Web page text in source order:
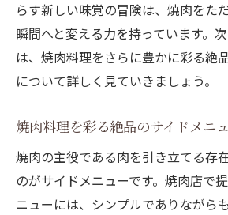
焼肉一品料理で味わう季節
焼肉一品料理が生む家族
ホームパーティーで活躍す
神田で新たな焼肉の味覚体験を
神田で訪れるべき焼肉店の
神田の焼肉シーンにおける
神田で発見する焼肉の隠れ
らす新しい味覚の冒険は、焼肉をた
瞬間へと変える力を持っています。
は、焼肉料理をさらに豊かに彩る絶
について詳しく見ていきましょう。
焼肉料理を彩る絶品のサイドメニ
焼肉の主役である肉を引き立てる存
のがサイドメニューです。焼肉店で
ニューには、シンプルでありながら